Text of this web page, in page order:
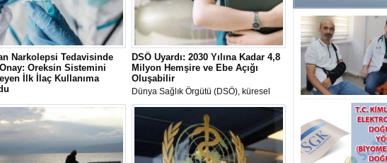
Narkolepsi Tedavisinde
Oreksin Sistemini
İlk İlaç Kullanıma
ve İlaç Dairesi (FDA), Tip 1
tedavisinde hastalığın temel
mekanizmasını ve tüm
hedef alan oveporexton
ilk ilaca onay verdi.
DSÖ Uyardı: 2030 Yılına Kadar 4,8
Milyon Hemşire ve Ebe Açığı
Oluşabilir
Dünya Sağlık Örgütü (DSÖ), küresel
sağlık iş gücüne ilişkin raporunda,
mevcut eğilimlerin sürmesi halinde
2030 yılına kadar hemşire ve ebe
açığının 4,8 milyona ulaşarak sağlık
sistemlerini tehdit edeceğini duyurdu.